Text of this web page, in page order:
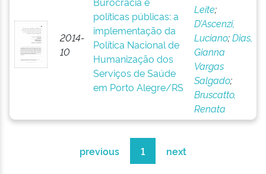
2014-
10
políticas públicas: a
implementação da
Política Nacional de
Humanização dos
Serviços de Saúde
em Porto Alegre/RS
Leite;
D’Ascenzi,
Luciano;Dias,
Gianna
Vargas
Salgado;
Bruscatto,
Renata
previous 1 next